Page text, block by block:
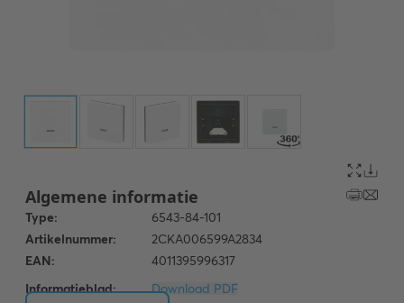
Informatieblad: Download PDF